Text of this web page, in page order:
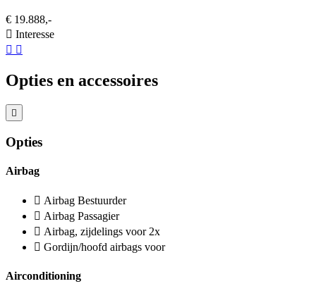
€ 19.888,-
Interesse
Opties en accessoires
Opties
Airbag
Airbag Bestuurder
Airbag Passagier
Airbag, zijdelings voor 2x
Gordijn/hoofd airbags voor
Airconditioning